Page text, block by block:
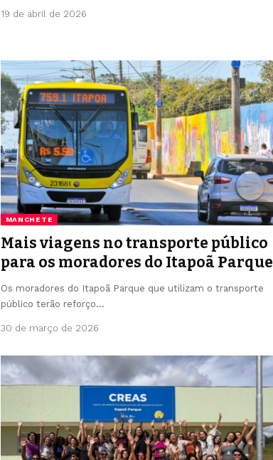
19 de abril de 2026
MANCHETE
Mais viagens no transporte público
para os moradores do Itapoã Parque
Os moradores do Itapoã Parque que utilizam o transporte
público terão reforço…
30 de março de 2026